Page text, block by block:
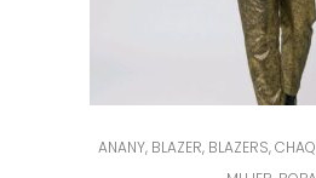
ANANY, BLAZER, BLAZERS,